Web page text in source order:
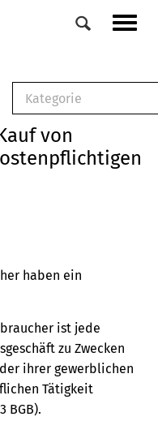
Kategorie
Musterbrief (RTF)
E-Broschüre
von
haben ein
ist jede
zu Zwecken
ihrer gewerblichen
Tätigkeit
BGB).